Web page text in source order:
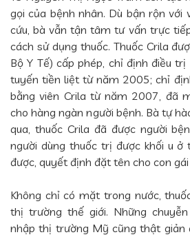
gọi của bệnh nhân. Dù bận rộn với
cứu, bà vẫn tận tâm tư vấn trực
cách sử dụng thuốc. Thuốc Crila
Bộ Y Tế) cấp phép, chỉ định điều
tuyến tiền liệt từ năm 2005; chỉ
bằng viên Crila từ năm 2007, đã
cho hàng ngàn người bệnh. Bà tự
qua, thuốc Crila đã được người
người dùng thuốc trị được khối u ở
được, quyết định đặt tên cho con
Không chỉ có mặt trong nước,
thị trường thế giới. Những
nhập thị trường Mỹ cũng thật giản